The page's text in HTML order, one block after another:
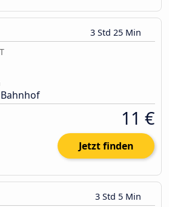
3 Std 25 Min
11 €
Jetzt finden
3 Std 5 Min